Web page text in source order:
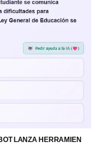
LANZA HERRAMIEN